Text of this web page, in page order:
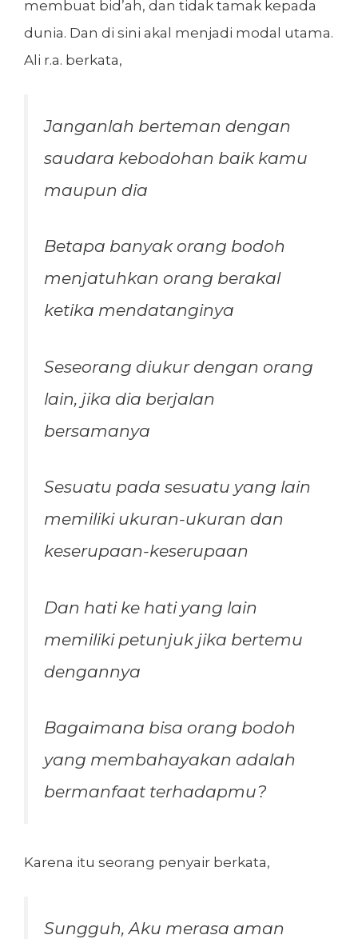
membuat bid’ah, dan tidak tamak kepada
dunia. Dan di sini akal menjadi modal utama.
Ali r.a. berkata,
Janganlah berteman dengan
saudara kebodohan baik kamu
maupun dia
Betapa banyak orang bodoh
menjatuhkan orang berakal
ketika mendatanginya
Seseorang diukur dengan orang
lain, jika dia berjalan
bersamanya
Sesuatu pada sesuatu yang lain
memiliki ukuran-ukuran dan
keserupaan-keserupaan
Dan hati ke hati yang lain
memiliki petunjuk jika bertemu
dengannya
Bagaimana bisa orang bodoh
yang membahayakan adalah
bermanfaat terhadapmu?
Karena itu seorang penyair berkata,
Sungguh, Aku merasa aman